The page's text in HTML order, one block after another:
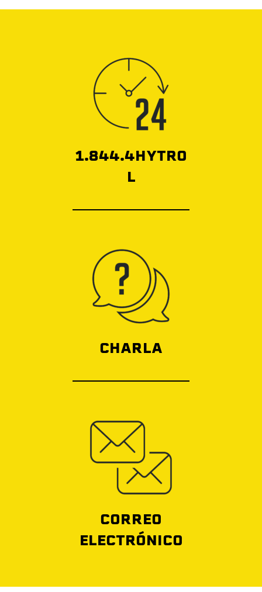
1.844.4HYTRO
L
CHARLA
CORREO
ELECTRÓNICO